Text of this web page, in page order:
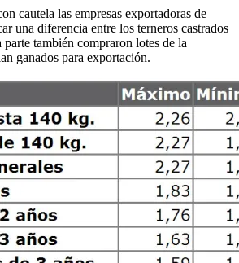
cautela las empresas exportadoras de
una diferencia entre los terneros castrados
también compraron lotes de la
ganados para exportación.